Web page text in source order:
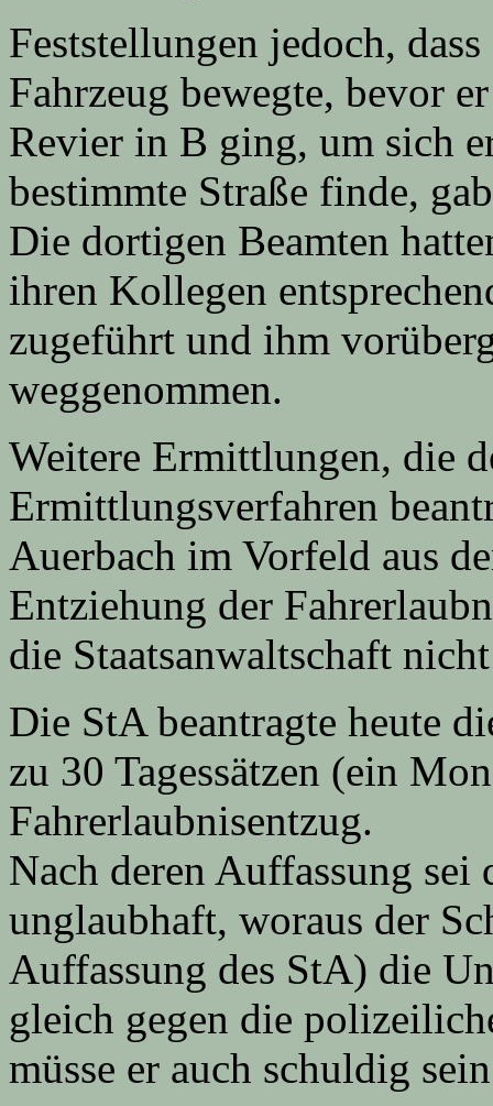
Feststellungen jedoch,
Fahrzeug bewegte, bevor
Revier in B ging, um sich
bestimmte Straße finde,
Die dortigen Beamten
ihren Kollegen
zugeführt und ihm
weggenommen.
Weitere Ermittlungen, die
Ermittlungsverfahren
Auerbach im Vorfeld aus
Entziehung der
die Staatsanwaltschaft
Die StA beantragte heute
zu 30 Tagessätzen (ein
Fahrerlaubnisentzug.
Nach deren Auffassung
unglaubhaft, woraus der
Auffassung des StA) die
gleich gegen die
müsse er auch schuldig